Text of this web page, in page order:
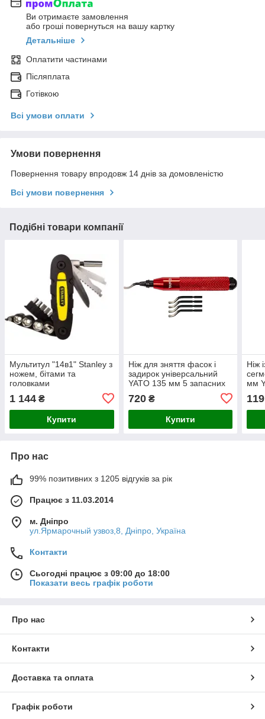
Ви отримаєте замовлення
або гроші повернуться на вашу картку
Детальніше
Оплатити частинами
Післяплата
Готівкою
Всі умови оплати
Умови повернення
Повернення товару впродовж 14 днів за домовленістю
Всі умови повернення
Подібні товари компанії
Мультитул "14в1" Stanley з
ножем, бітами та
головками
1 144 ₴
Купити
Ніж для зняття фасок і
задирок універсальний
YATO 135 мм 5 запасних
720₴
Купити
Ніж
мм
119
Про нас
99% позитивних з 1205 відгуків за рік
Працює з 11.03.2014
м. Дніпро
ул.Ярмарочный узвоз,8, Дніпро, Україна
Контакти
Сьогодні працює з 09:00 до 18:00
Показати весь графік роботи
Про нас
Контакти
Доставка та оплата
Графік роботи